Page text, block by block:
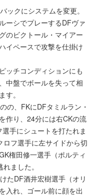
ックにシステムを変更。
ーシでプレーするDFヴァ
のビクトール・マイアー
イペースで攻撃を仕掛け
ッチコンディションにも
中盤でボールを失って相
。
の、FKにDFタミルラン・
作り、24分には右CKの流
手にシュートを打たれま
フ選手に左サイドから切
権田修一選手（ポルティ
ました。
たDF酒井宏樹選手（オリ
入れ、ゴール前に顔を出